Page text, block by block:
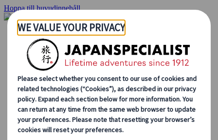
Hoppa till huvudinnehåll
Hemsidan
Resor
Individuellt resande
Gruppresor
Semester med självkörning
Utflykter
Skräddarsydda gruppresor
Japan Rail Pass
Hur vi arbetar
Om oss
Vårt team
Bli en del av vårt team